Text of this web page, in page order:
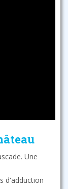
Une
d'adduction